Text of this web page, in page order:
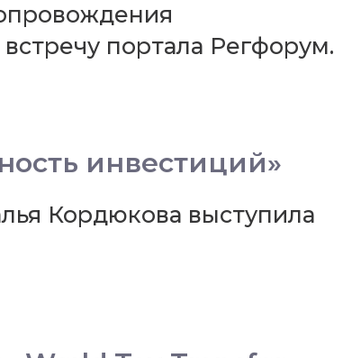
портала Регфорум.
инвестиций»
Кордюкова выступила